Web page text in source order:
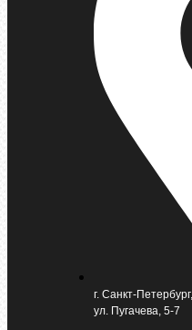
г. Санкт-Петербург,
ул. Пугачева, 5-7